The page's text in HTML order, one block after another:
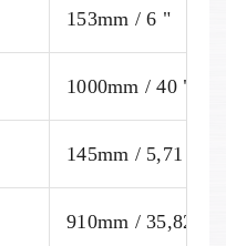
153mm / 6 "
1000mm / 40 "
145mm / 5,71 "
910mm / 35,82 "